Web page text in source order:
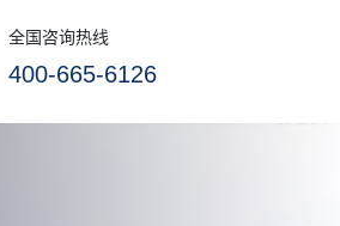
全国咨询热线
400-665-6126